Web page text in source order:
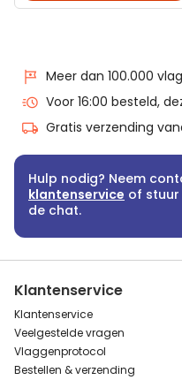
Meer dan 100.000
Voor 16:00 besteld,
Gratis verzending
Hulp nodig? Neem
klantenservice of stuur
de chat.
Klantenservice
Klantenservice
Veelgestelde vragen
Vlaggenprotocol
Bestellen & verzending